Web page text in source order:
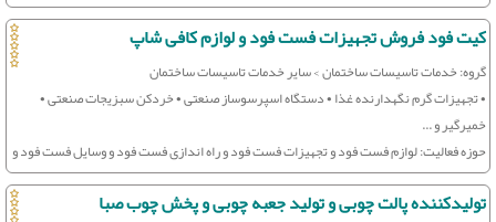
کیت فود فروش تجهیزات فست فود و لوازم کافی شاپ
گروه: خدمات تاسیسات ساختمان > سایر خدمات تاسیسات ساختمان
• تجهیزات گرم نگهدارنده غذا • دستگاه اسپرسوساز صنعتی • خردکن سبزیجات صنعتی •
خمیرگیر و ...
حوزه فعالیت: لوازم فست فود و تجهیزات فست فود و راه اندازی فست فود و وسایل فست فود و
لوازم کافی شاپ
تولیدکننده پالت چوبی و تولید جعبه چوبی و پخش چوب صبا